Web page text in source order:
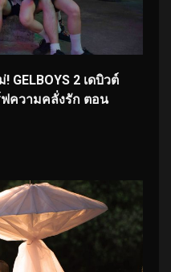
GELBOYS 2 เดบิวต์
ฟความคลั่งรัก ตอน